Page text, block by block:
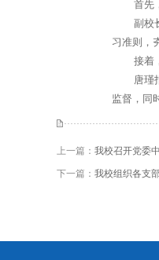
首先，
副校长
习准则，
接着，
唐瑾指
监督，同
上一篇： 我校召开党委
下一篇： 我校组织各支